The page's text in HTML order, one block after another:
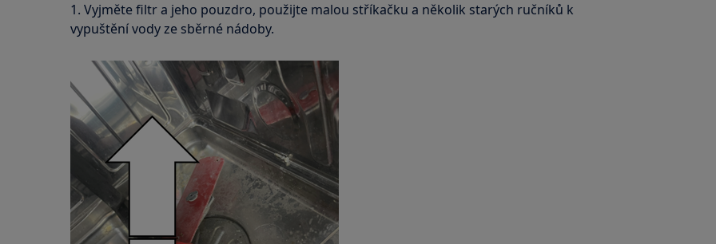
1. Vyjměte filtr a jeho pouzdro, použijte malou stříkačku a několik starých ručníků k
vypuštění vody ze sběrné nádoby.